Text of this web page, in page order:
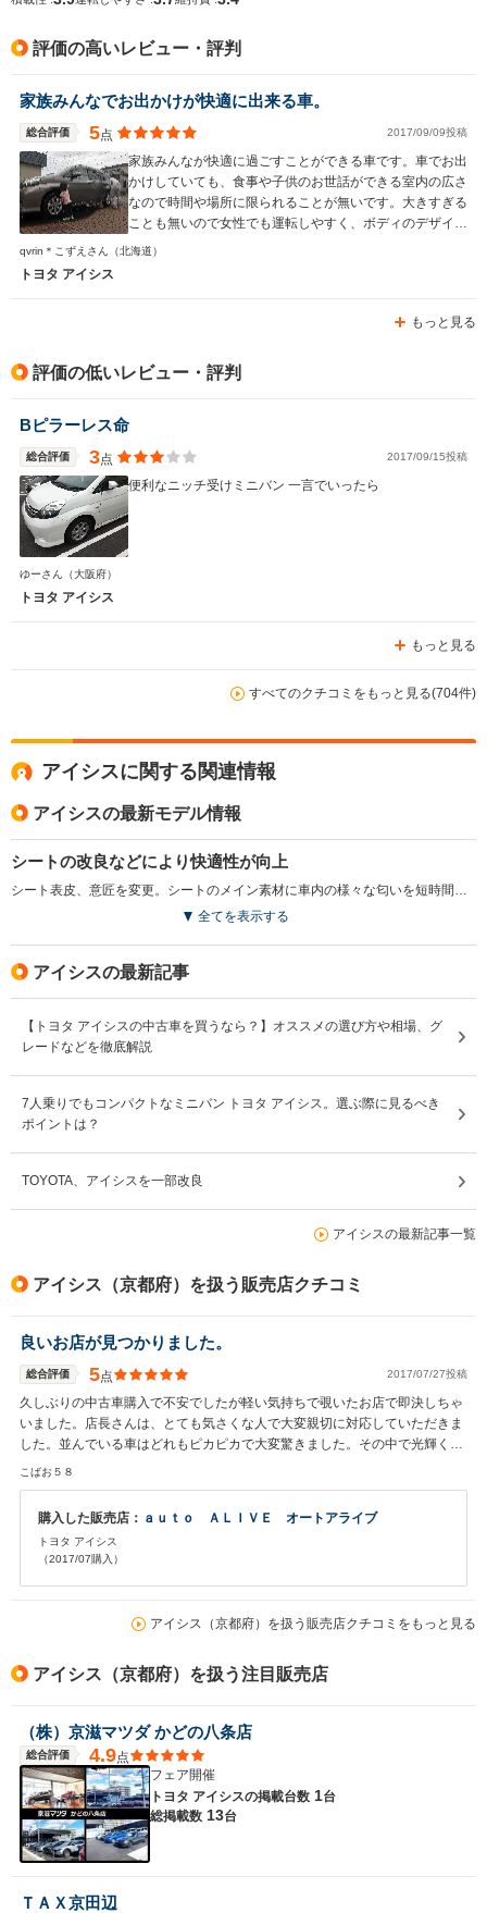
評価の高いレビュー・評判
家族みんなでお出かけが快適に出来る車。
総合評価 5点 2017/09/09投稿
家族みんなが快適に過ごすことができる車です。車でお出
かけしていても、食事や子供のお世話ができる室内の広さ
なので時間や場所に限られることが無いです。大きすぎる
ことも無いので女性でも運転しやすく、ボディのデザイン
はカッコいいので男性にも向いている車だと思います。
qvrin＊こずえさん （北海道）
トヨタ アイシス
もっと見る
評価の低いレビュー・評判
Bピラーレス命
総合評価 3点 2017/09/15投稿
便利なニッチ受けミニバン 一言でいったら
ゆーさん （大阪府）
トヨタ アイシス
もっと見る
すべてのクチコミをもっと見る(704件)
アイシスに関する関連情報
アイシスの最新モデル情報
シートの改良などにより快適性が向上
シート表皮、意匠を変更。シートのメイン素材に車内の様々な匂いを短時間で吸収、分解する消臭機能が採用された。また、オート格納、リバース連動機能付電動格納式リモコンドアミラーや赤外線カット機能付スーパーUVカットガラス（フロントドア）の設定など、快適性、利便性が高められた（2016.4）
全てを表示する
アイシスの最新記事
【トヨタ アイシスの中古車を買うなら？】オススメの選び方や相場、グ
レードなどを徹底解説
7人乗りでもコンパクトなミニバン トヨタ アイシス。選ぶ際に見るべき
ポイントは？
TOYOTA、アイシスを一部改良
アイシスの最新記事一覧
アイシス（京都府）を扱う販売店クチコミ
良いお店が見つかりました。
総合評価 5点 2017/07/27投稿
久しぶりの中古車購入で不安でしたが軽い気持ちで覗いたお店で即決しちゃ
いました。店長さんは、とても気さくな人で大変親切に対応していただきま
した。並んでいる車はどれもピカピカで大変驚きました。その中で光輝くア
イシスに一目惚れしました。価格も非常に安く大満足です。大切に乗り続け
こばお５８
購入した販売店： ａｕｔｏ ＡＬＩＶＥ オートアライブ
トヨタ アイシス
（2017/07購入）
アイシス（京都府）を扱う販売店クチコミをもっと見る
アイシス（京都府）を扱う注目販売店
（株）京滋マツダ かどの八条店
総合評価 4.9点
フェア開催
トヨタ アイシスの掲載台数 1台
総掲載数 13台
ＴＡＸ京田辺